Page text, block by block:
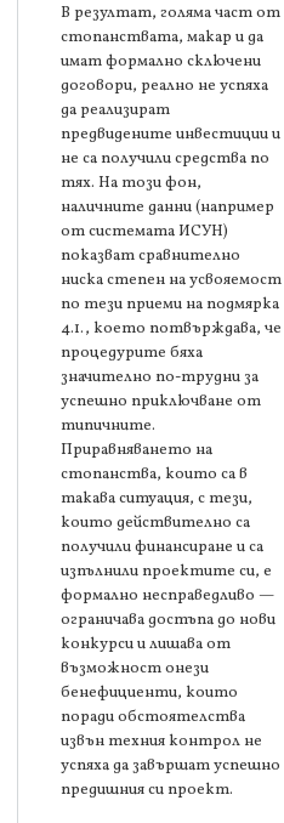
В резултат, голяма част от
стопанствата, макар и да
имат формално сключени
договори, реално не успяха
да реализират
предвидените инвестиции и
не са получили средства по
тях. На този фон,
наличните данни (например
от системата ИСУН)
показват сравнително
ниска степен на усвояемост
по тези приеми на подмярка
4.1., което потвърждава, че
процедурите бяха
значително по-трудни за
успешно приключване от
типичните.
Приравняването на
стопанства, които са в
такава ситуация, с тези,
които действително са
получили финансиране и са
изпълнили проектите си, е
формално несправедливо —
ограничава достъпа до нови
конкурси и лишава от
възможност онези
бенефициенти, които
поради обстоятелства
извън техния контрол не
успяха да завършат успешно
предишния си проект.